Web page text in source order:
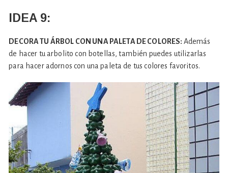
IDEA 9:
DECORA TU ÁRBOL CON UNA PALETA DE COLORES: Además
de hacer tu arbolito con botellas, también puedes utilizarlas
para hacer adornos con una paleta de tus colores favoritos.